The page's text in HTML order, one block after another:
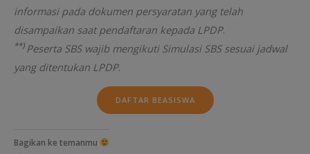
informasi pada dokumen persyaratan yang telah
disampaikan saat pendaftaran kepada LPDP.
**) Peserta SBS wajib mengikuti Simulasi SBS sesuai jadwal
yang ditentukan LPDP.
DAFTAR BEASISWA
Bagikan ke temanmu